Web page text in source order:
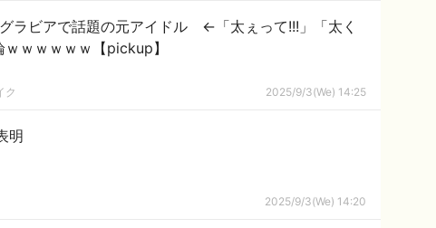
グラビアで話題の元アイドル ←「太ぇって!!︎!」「太く
ｗｗｗｗｗ【pickup】
ク 2025/9/3(We) 14:25
明
2025/9/3(We) 14:20